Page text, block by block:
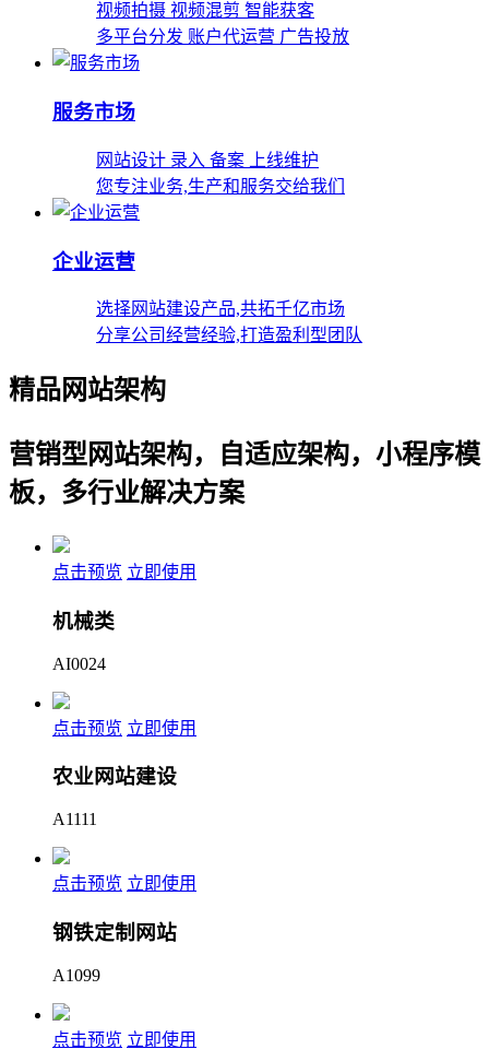
视频拍摄 视频混剪 智能获客
多平台分发 账户代运营 广告投放
服务市场
网站设计 录入 备案 上线维护
您专注业务,生产和服务交给我们
企业运营
选择网站建设产品,共拓千亿市场
分享公司经营经验,打造盈利型团队
精品网站架构
营销型网站架构，自适应架构，小程序模
板，多行业解决方案
点击预览 立即使用
机械类
AI0024
点击预览 立即使用
农业网站建设
A1111
点击预览 立即使用
钢铁定制网站
A1099
点击预览 立即使用